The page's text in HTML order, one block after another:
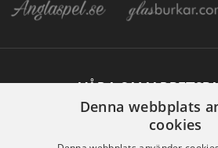
VÅRA
Denna webbplats
cookies